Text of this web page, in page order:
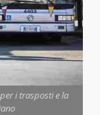
i trasposti e la